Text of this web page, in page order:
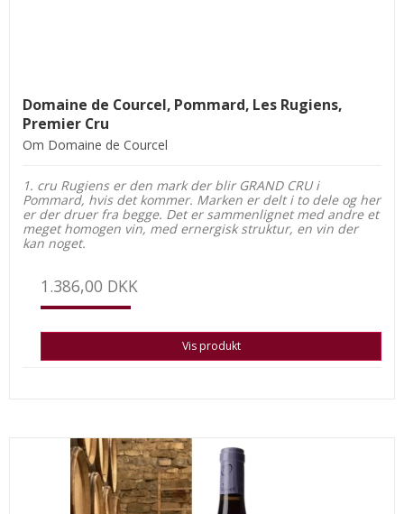
Domaine de Courcel, Pommard, Les Rugiens,
Premier Cru
Om Domaine de Courcel
1. cru Rugiens er den mark der blir GRAND CRU i
Pommard, hvis det kommer. Marken er delt i to dele og her
er der druer fra begge. Det er sammenlignet med andre et
meget homogen vin, med ernergisk struktur, en vin der
kan noget.
1.386,00 DKK
Vis produkt